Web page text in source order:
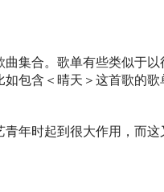
集合。歌单有些类似于
包含＜晴天＞这首歌
年时起到很大作用，而